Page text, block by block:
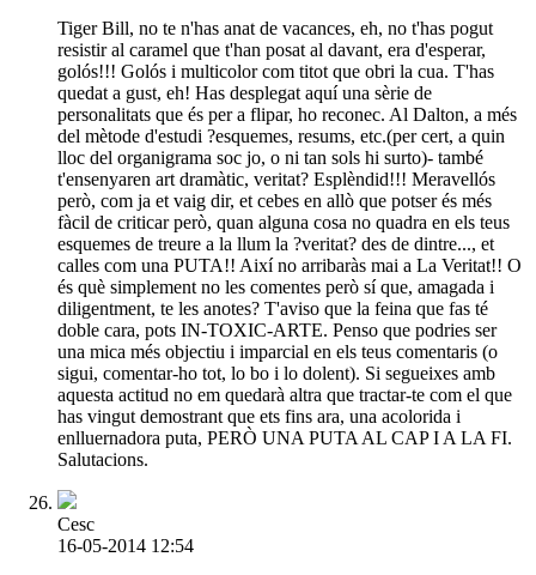
Tiger Bill, no te n'has anat de vacances, eh, no t'has pogut
resistir al caramel que t'han posat al davant, era d'esperar,
golós!!! Golós i multicolor com titot que obri la cua. T'has
quedat a gust, eh! Has desplegat aquí una sèrie de
personalitats que és per a flipar, ho reconec. Al Dalton, a més
del mètode d'estudi ?esquemes, resums, etc.(per cert, a quin
lloc del organigrama soc jo, o ni tan sols hi surto)- també
t'ensenyaren art dramàtic, veritat? Esplèndid!!! Meravellós
però, com ja et vaig dir, et cebes en allò que potser és més
fàcil de criticar però, quan alguna cosa no quadra en els teus
esquemes de treure a la llum la ?veritat? des de dintre..., et
calles com una PUTA!! Així no arribaràs mai a La Veritat!! O
és què simplement no les comentes però sí que, amagada i
diligentment, te les anotes? T'aviso que la feina que fas té
doble cara, pots IN-TOXIC-ARTE. Penso que podries ser
una mica més objectiu i imparcial en els teus comentaris (o
sigui, comentar-ho tot, lo bo i lo dolent). Si segueixes amb
aquesta actitud no em quedarà altra que tractar-te com el que
has vingut demostrant que ets fins ara, una acolorida i
enlluernadora puta, PERÒ UNA PUTA AL CAP I A LA FI.
Salutacions.
Cesc
16-05-2014 12:54